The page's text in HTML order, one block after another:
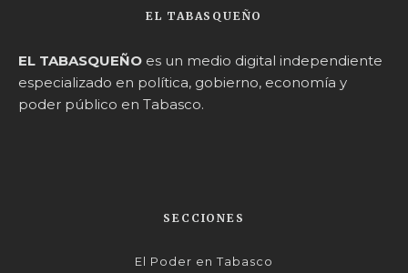
EL TABASQUEÑO
EL TABASQUEÑO es un medio digital independiente
especializado en política, gobierno, economía y
poder público en Tabasco.
SECCIONES
El Poder en Tabasco